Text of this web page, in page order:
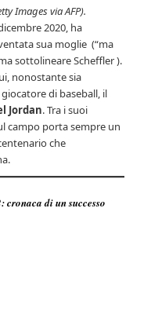
Images via AFP).
2020, ha
sua moglie (“ma
sottolineare Scheffler ).
nonostante sia
di baseball, il
Jordan. Tra i suoi
campo porta sempre un
che
cronaca di un successo